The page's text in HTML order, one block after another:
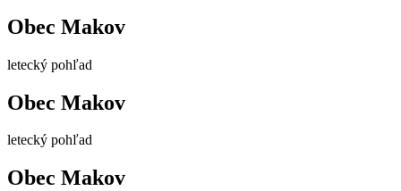
Obec Makov
letecký pohľad
Obec Makov
letecký pohľad
Obec Makov